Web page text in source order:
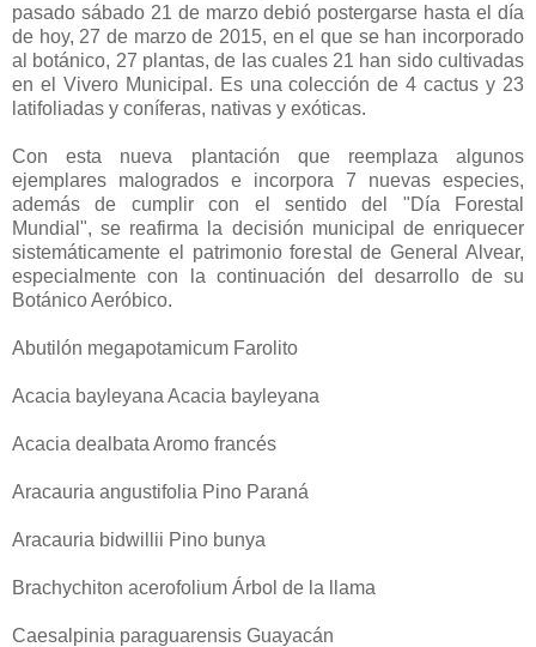
pasado sábado 21 de marzo debió postergarse hasta el día
de hoy, 27 de marzo de 2015, en el que se han incorporado
al botánico, 27 plantas, de las cuales 21 han sido cultivadas
en el Vivero Municipal. Es una colección de 4 cactus y 23
latifoliadas y coníferas, nativas y exóticas.
Con esta nueva plantación que reemplaza algunos
ejemplares malogrados e incorpora 7 nuevas especies,
además de cumplir con el sentido del "Día Forestal
Mundial", se reafirma la decisión municipal de enriquecer
sistemáticamente el patrimonio forestal de General Alvear,
especialmente con la continuación del desarrollo de su
Botánico Aeróbico.
Abutilón megapotamicum Farolito
Acacia bayleyana Acacia bayleyana
Acacia dealbata Aromo francés
Aracauria angustifolia Pino Paraná
Aracauria bidwillii Pino bunya
Brachychiton acerofolium Árbol de la llama
Caesalpinia paraguarensis Guayacán